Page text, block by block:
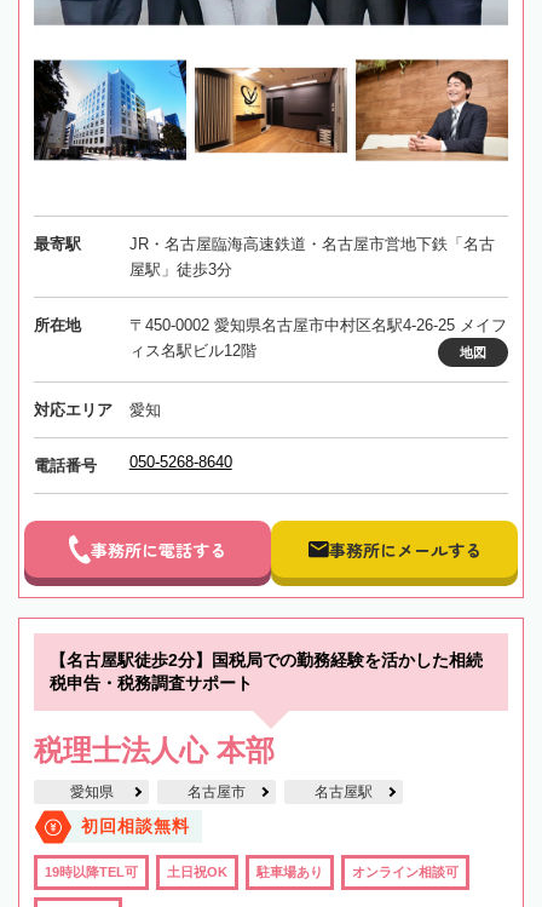
最寄駅
JR・名古屋臨海高速鉄道・名古屋市営地下鉄「名古
屋駅」徒歩3分
所在地
〒450-0002 愛知県名古屋市中村区名駅4-26-25 メイフ
ィス名駅ビル12階
地図
対応エリア 愛知
電話番号 050-5268-8640
事務所に電話する 事務所にメールする
【名古屋駅徒歩2分】国税局での勤務経験を活かした相続
税申告・税務調査サポート
税理士法人心 本部
愛知県 名古屋市 名古屋駅
初回相談無料
19時以降TEL可 土日祝OK 駐車場あり オンライン相談可